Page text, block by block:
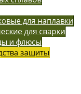
для наплавки
для сварки
и флюсы
защиты